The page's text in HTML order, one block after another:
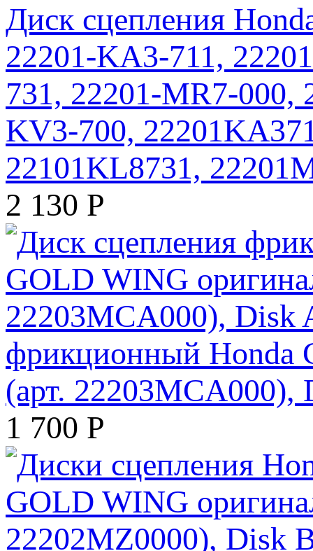
Диск сцепления
22201-KA3-711,
731, 22201-MR7-000,
KV3-700,
22101KL8731,
2 130 Р
фрикционный Honda
(арт.
1 700 Р